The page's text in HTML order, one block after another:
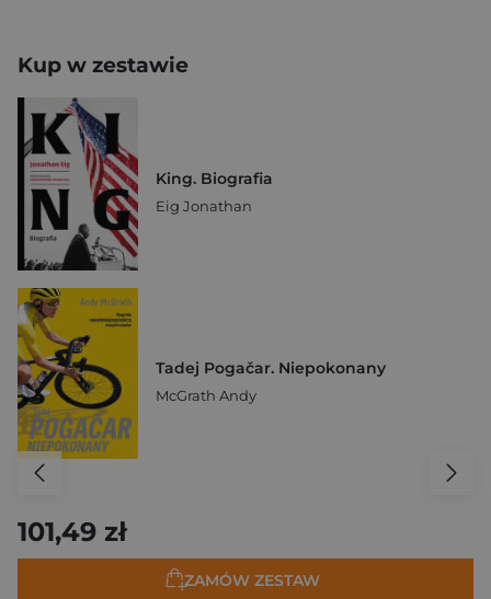
Kup w zestawie
King. Biografia
Eig Jonathan
Tadej Pogačar. Niepokonany
McGrath Andy
101,49 zł
ZAMÓW ZESTAW